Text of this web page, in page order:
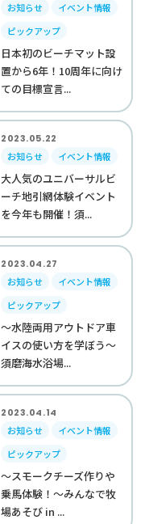
お知らせ
イベント情報
ピックアップ
日本初のビーチマット設
置から6年！10周年に向け
ての目標宣言...
2023.05.22
お知らせ
イベント情報
大人気のユニバーサルビ
ーチ地引網体験イベント
を今年も開催！須...
2023.04.27
お知らせ
イベント情報
ピックアップ
～水陸両用アウトドア車
イスの使い方を学ぼう～
須磨海水浴場...
2023.04.14
お知らせ
イベント情報
ピックアップ
～スモークチーズ作りや
乗馬体験！～みんなで牧
場あそび in ...